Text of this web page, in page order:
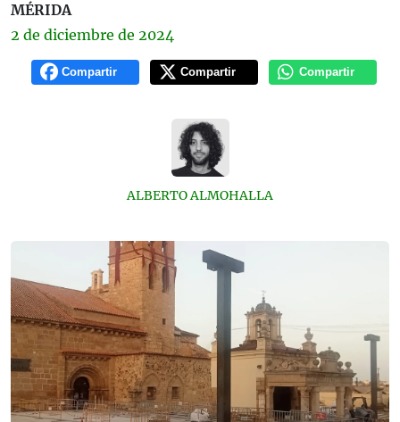
MÉRIDA
2 de diciembre de 2024
Compartir Compartir Compartir
ALBERTO ALMOHALLA